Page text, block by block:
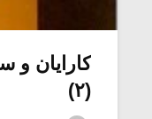
کارایان
(۲)